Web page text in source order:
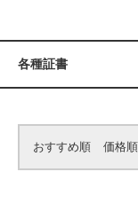
各種証書
おすすめ順 価格順